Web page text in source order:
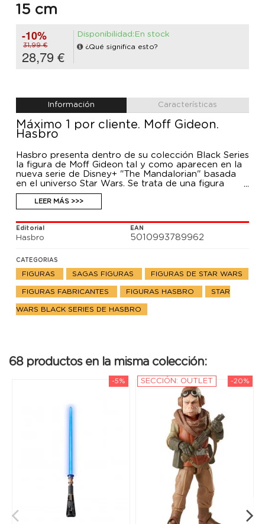
15 cm
-10%
31,99 €
28,79 €
Disponibilidad:En stock
¿Qué significa esto?
Información Características
Máximo 1 por cliente. Moff Gideon.
Hasbro
Hasbro presenta dentro de su colección Black Series
la figura de Moff Gideon tal y como aparecen en la
nueva serie de Disney+ "The Mandalorian" basada
en el universo Star Wars. Se trata de una figura
articulada e incluye varios complementos.
LEER MÁS >>>
Editorial
Hasbro
EAN
5010993789962
CATEGORIAS
FIGURAS SAGAS FIGURAS FIGURAS DE STAR WARS
FIGURAS FABRICANTES FIGURAS HASBRO STAR
WARS BLACK SERIES DE HASBRO
68 productos en la misma colección:
-5% -20%
SECCIÓN: OUTLET